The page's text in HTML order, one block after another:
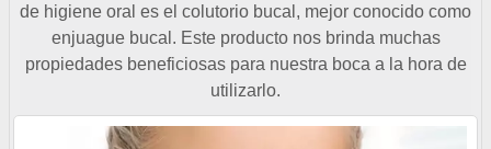
de higiene oral es el colutorio bucal, mejor conocido como
enjuague bucal. Este producto nos brinda muchas
propiedades beneficiosas para nuestra boca a la hora de
utilizarlo.